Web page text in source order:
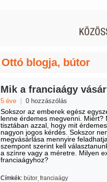
Ottó blogja, bútor
Mik a franciaágy
5 éve 0 hozzászólás
Sokszor az emberek egész
lenne érdemes megvenni.
tisztában azzal, hogy mit
nagyon jogos kérdés. Sokszor
megvásárlása mennyire
szempont szerint kell
a színre vagy a méretre. Milyen
franciaágyhoz?
Címkék: bútor franciaágy